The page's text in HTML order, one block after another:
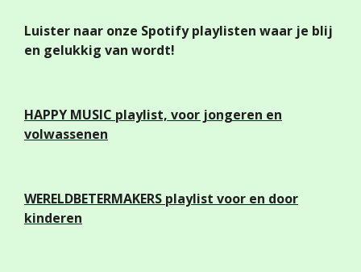
Luister naar onze Spotify playlisten waar je blij
en gelukkig van wordt!
HAPPY MUSIC playlist, voor jongeren en
volwassenen
WERELDBETERMAKERS playlist voor en door
kinderen